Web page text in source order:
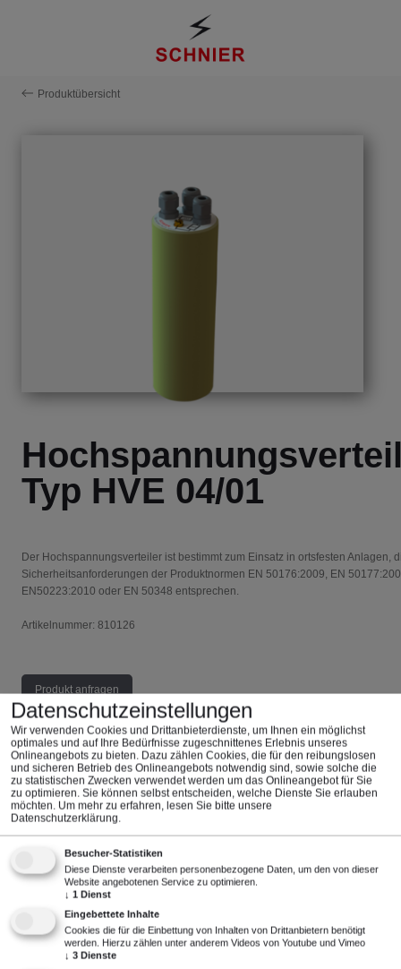
Produktübersicht
Typ HVE 04/01
Der Hochspannungsverteiler ist bestimmt zum Einsatz in ortsfesten Anlagen,
Sicherheitsanforderungen der Produktnormen EN 50176:2009, EN
EN50223:2010 oder EN 50348 entsprechen.
Artikelnummer: 810126
Produkt anfragen
Technische Daten
100 kV DC
Datenschutzeinstellungen
Wir verwenden Cookies und Drittanbieterdienste, um Ihnen ein möglichst
optimales und auf Ihre Bedürfnisse zugeschnittenes ​Erlebnis unseres
Onlineangebots zu bieten. Dazu zählen Cookies, die für den reibungslosen
und sicheren Betrieb des Onlineangebots notwendig sind, sowie solche die
zu statistischen Zwecken verwendet werden um das Onlineangebot für Sie
zu optimieren. Sie können selbst entscheiden, welche Dienste Sie erlauben
möchten. Um mehr zu erfahren, lesen Sie bitte unsere
Datenschutzerklärung.
Besucher-Statistiken
Diese Dienste verarbeiten personenbezogene Daten, um den von dieser
Website angebotenen Service zu optimieren.
↓ 1 Dienst
Eingebettete Inhalte
Cookies die für die Einbettung von Inhalten von Drittanbietern benötigt
werden. Hierzu zählen unter anderem Videos von Youtube und Vimeo
↓ 3 Dienste